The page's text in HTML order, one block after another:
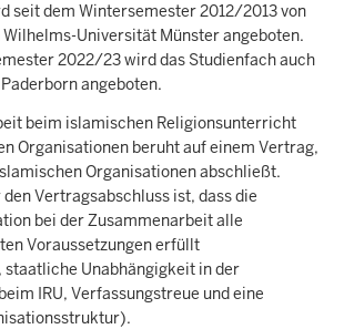
seit dem Wintersemester 2012/2013 von
Universität Münster angeboten.
2022/23 wird das Studienfach auch
angeboten.
beim islamischen Religionsunterricht
Organisationen beruht auf einem Vertrag,
Organisationen abschließt.
Vertragsabschluss ist, dass die
bei der Zusammenarbeit alle
Voraussetzungen erfüllt
Unabhängigkeit in der
IRU, Verfassungstreue und eine